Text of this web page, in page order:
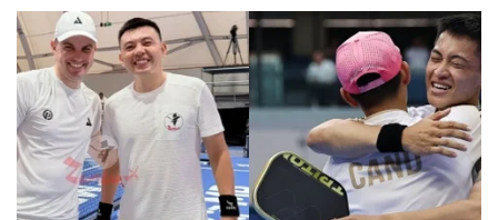
Kinh tế
Thị trường